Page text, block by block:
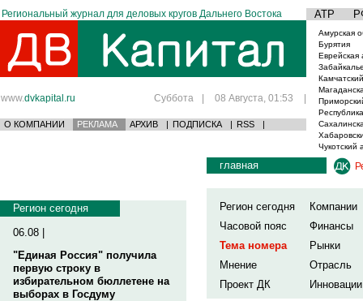
Региональный журнал для деловых кругов Дальнего Востока АТР
www.dvkapital.ru Суббота | 08 Августа, 01:53 |
О КОМПАНИИ РЕКЛАМА АРХИВ | ПОДПИСКА | RSS |
Амурская
Бурятия
Еврейская
Чукотский
Регион сегодня
06.08 |
"Единая Россия" получила
первую строку в
избирательном бюллетене на
выборах в Госдуму
главная
Регион сегодня
Компании
Часовой пояс
Финансы
Тема номера
Рынки
Мнение
Отрасль
Проект ДК
Инновации